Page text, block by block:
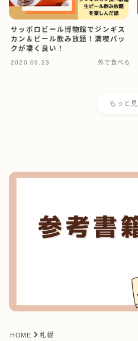
サッポロビール博物館でジンギス
カン＆ビール飲み放題！満喫パッ
クが凄く良い！
2020.09.23 外で食べる
もっと
HOME 札幌